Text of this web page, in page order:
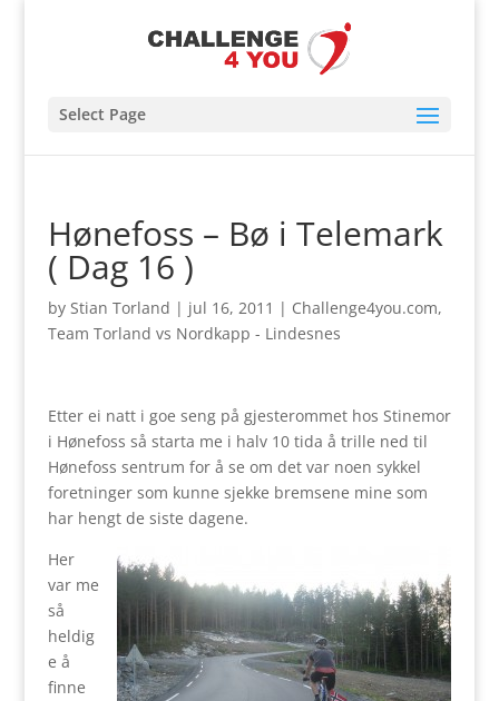
Select Page
Hønefoss – Bø i Telemark
( Dag 16 )
by Stian Torland | jul 16, 2011 | Challenge4you.com,
Team Torland vs Nordkapp - Lindesnes
Etter ei natt i goe seng på gjesterommet hos Stinemor
i Hønefoss så starta me i halv 10 tida å trille ned til
Hønefoss sentrum for å se om det var noen sykkel
foretninger som kunne sjekke bremsene mine som
har hengt de siste dagene.
Her
var me
så
heldig
e å
finne